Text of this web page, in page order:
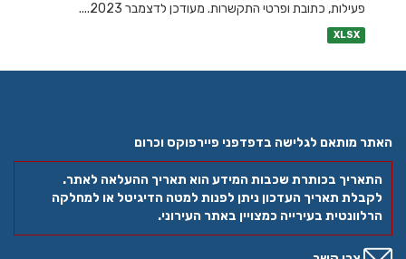
פעילות, כתובת ופרטי התקשרות. מעודכן לדצמבר 2023....
XLSX
האתר מותאם לגלישה בדפדפני פיירפוקס וכרום
התאריך בכותרת שכבות המידע הוא תאריך ההעלאה לאתר.
לקבלת תאריך העדכון ניתן לפנות למטה הדיגיטל או למחלקה
הרלוונטית בעירייה כמצויין באתר העירוני.